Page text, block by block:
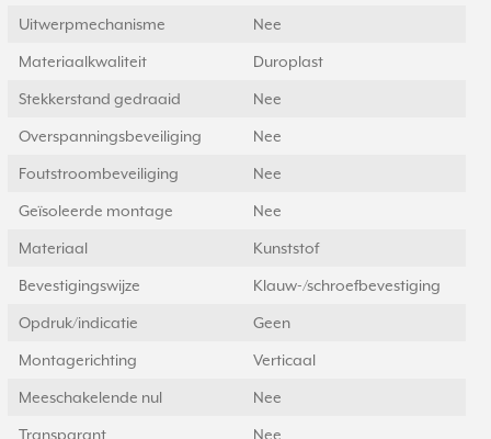
Uitwerpmechanisme Nee
Materiaalkwaliteit Duroplast
Stekkerstand gedraaid Nee
Overspanningsbeveiliging Nee
Foutstroombeveiliging Nee
Geïsoleerde montage Nee
Materiaal Kunststof
Bevestigingswijze Klauw-/schroefbevestiging
Opdruk/indicatie Geen
Montagerichting Verticaal
Meeschakelende nul Nee
Transparant Nee